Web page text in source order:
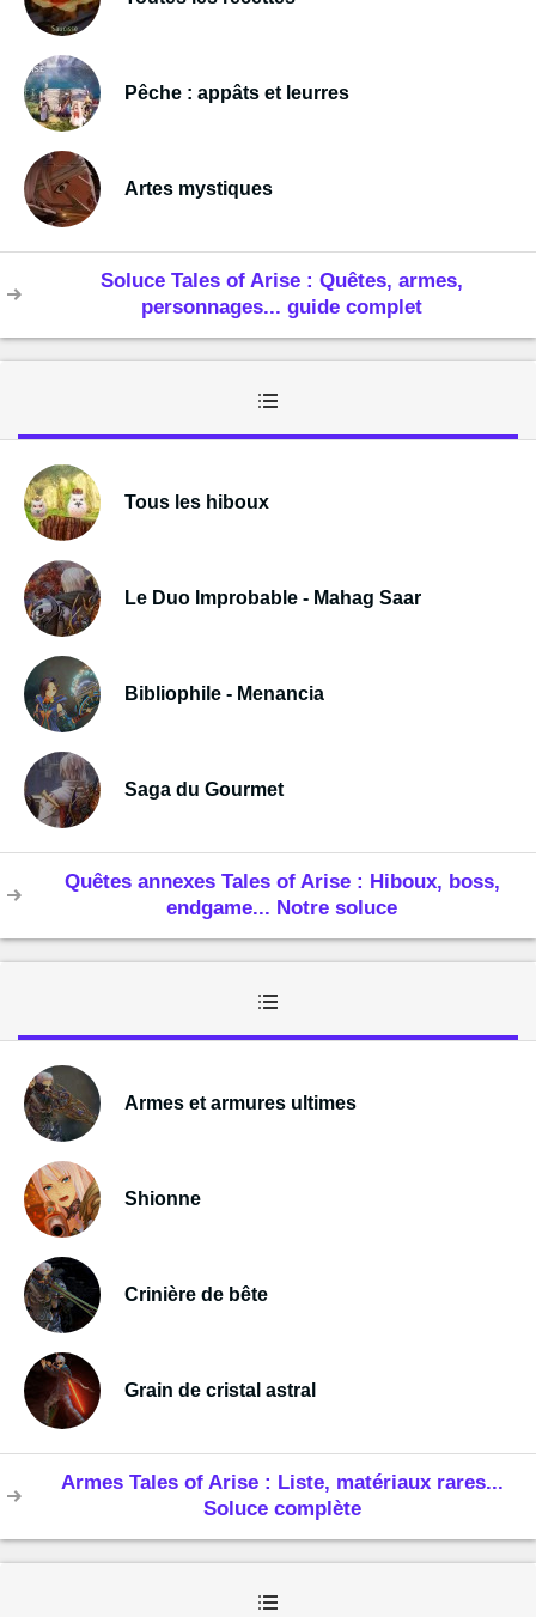
Pêche : appâts et leurres
Artes mystiques
Soluce Tales of Arise : Quêtes, armes,
personnages... guide complet
Tous les hiboux
Le Duo Improbable - Mahag Saar
Bibliophile - Menancia
Saga du Gourmet
Quêtes annexes Tales of Arise : Hiboux, boss,
endgame... Notre soluce
Armes et armures ultimes
Shionne
Crinière de bête
Grain de cristal astral
Armes Tales of Arise : Liste, matériaux rares...
Soluce complète